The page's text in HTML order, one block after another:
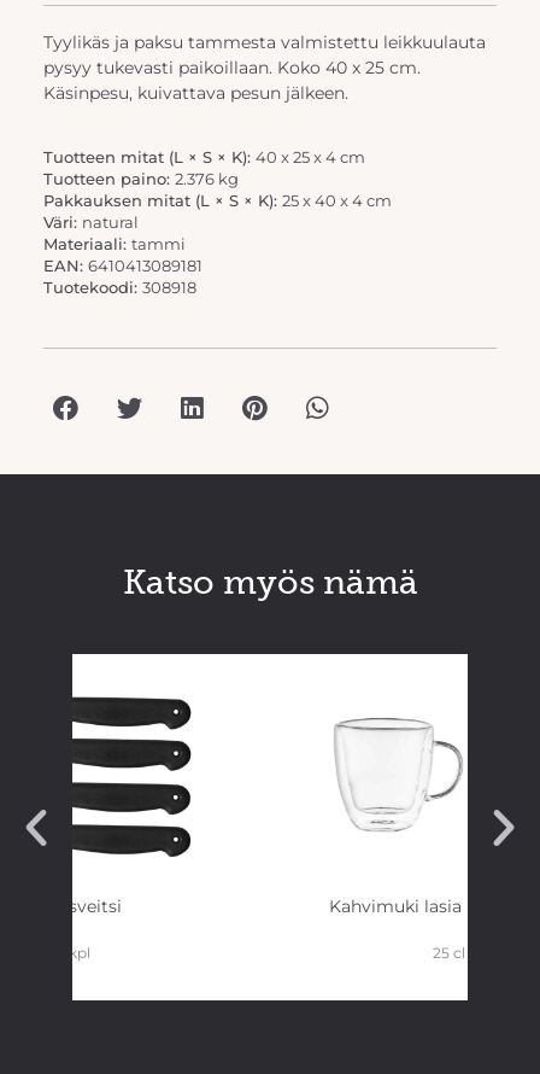
Tyylikäs ja paksu tammesta valmistettu leikkuulauta
pysyy tukevasti paikoillaan. Koko 40 x 25 cm.
Käsinpesu, kuivattava pesun jälkeen.
Tuotteen mitat (L × S × K): 40 x 25 x 4 cm
Tuotteen paino: 2.376 kg
Pakkauksen mitat (L × S × K): 25 x 40 x 4 cm
Väri: natural
Materiaali: tammi
EAN: 6410413089181
Tuotekoodi: 308918
Katso myös nämä
Talousveitsi
4 kpl
Kahvimuki lasia
25 cl 2 kpl